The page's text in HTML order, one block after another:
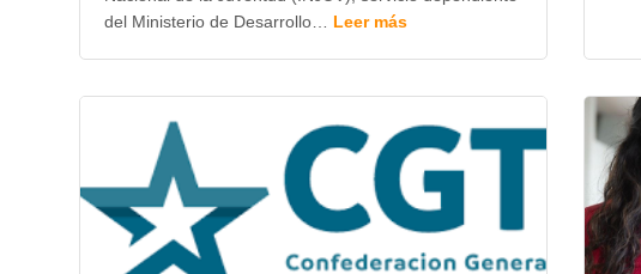
del Ministerio de Desarrollo… Leer más